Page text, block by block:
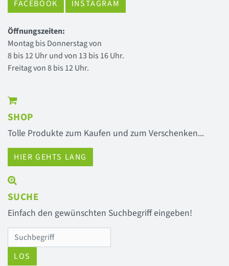
FACEBOOK INSTAGRAM
Öffnungszeiten:
Montag bis Donnerstag von
8 bis 12 Uhr und von 13 bis 16 Uhr.
Freitag von 8 bis 12 Uhr.
SHOP
Tolle Produkte zum Kaufen und zum Verschenken...
HIER GEHTS LANG
SUCHE
Einfach den gewünschten Suchbegriff eingeben!
LOS